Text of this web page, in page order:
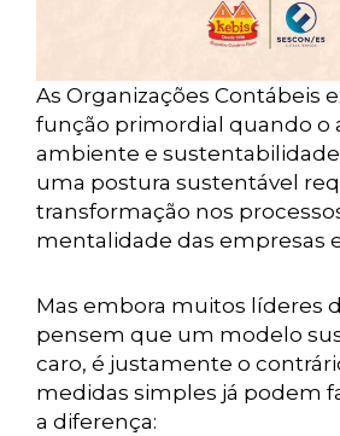
As Organizações Contábeis
função primordial quando o
ambiente e
uma postura sustentável
transformação nos
mentalidade das empresas
Mas embora muitos líderes
pensem que um modelo
caro, é justamente o
medidas simples já podem
a diferença: